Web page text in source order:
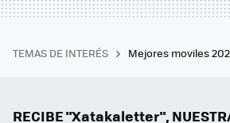
TEMAS DE INTERÉS Mejores moviles
RECIBE "Xatakaletter",